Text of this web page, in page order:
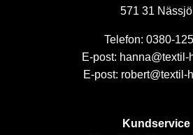
571 31 Nässjö
Telefon: 0380-
E-post: hanna@textil-
E-post: robert@textil-
Kundservice